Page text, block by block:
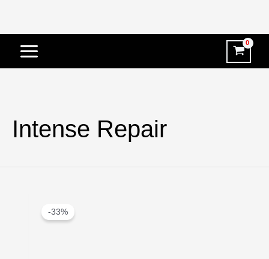
Intense Repair
-33%